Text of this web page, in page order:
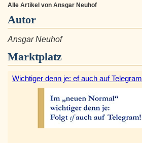
Alle Artikel von Ansgar Neuhof
Autor
Ansgar Neuhof
Marktplatz
Wichtiger denn je: ef auch auf Telegram